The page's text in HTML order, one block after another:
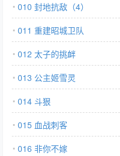
010 封地抗敌（4）
011 重建昭城卫队
012 太子的挑衅
013 公主姬雪灵
014 斗狠
015 血战刺客
016 非你不嫁